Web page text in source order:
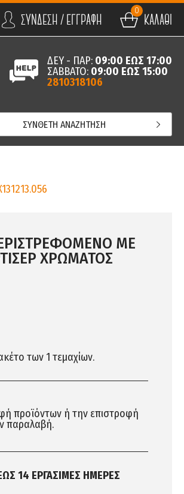
ΣΥΝΔΕΣΗ / ΕΓΓΡΑΦΗ ΚΑΛΑΘΙ
0
ΔΕΥ - ΠΑΡ: 09:00 ΕΩΣ 17:00
ΣΑΒΒΑΤΟ: 09:00 ΕΩΣ 15:00
2810318106
ΣΥΝΘΕΤΗ ΑΝΑΖΗΤΗΣΗ
ΜΕ
ΧΡΩΜΑΤΟΣ
των 1 τεμαχίων.
προϊόντων ή την επιστροφή
παραλαβή.
14 ΕΡΓΑΣΙΜΕΣ ΗΜΕΡΕΣ